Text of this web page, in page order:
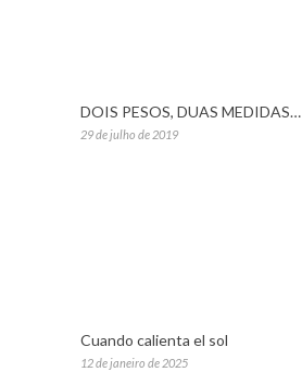
DOIS PESOS, DUAS MEDIDAS…
29 de julho de 2019
Cuando calienta el sol
12 de janeiro de 2025